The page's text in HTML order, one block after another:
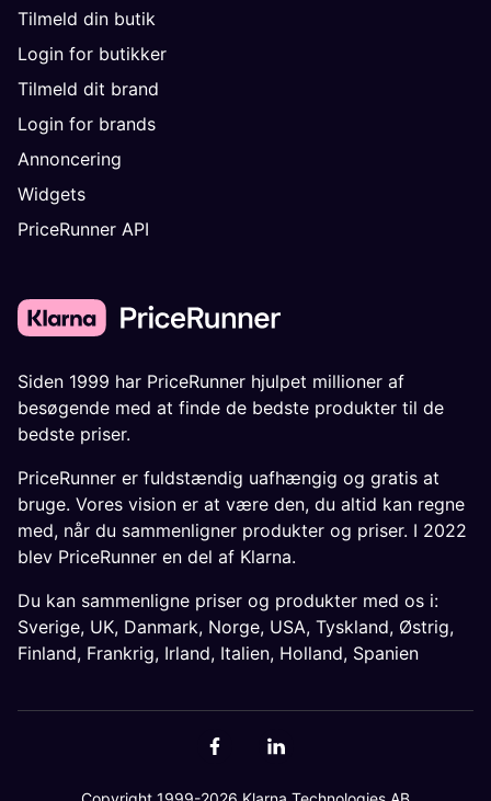
Tilmeld din butik
Login for butikker
Tilmeld dit brand
Login for brands
Annoncering
Widgets
PriceRunner API
Siden 1999 har PriceRunner hjulpet millioner af
besøgende med at finde de bedste produkter til de
bedste priser.
PriceRunner er fuldstændig uafhængig og gratis at
bruge. Vores vision er at være den, du altid kan regne
med, når du sammenligner produkter og priser. I 2022
blev PriceRunner en del af Klarna.
Du kan sammenligne priser og produkter med os i:
Sverige, UK, Danmark, Norge, USA, Tyskland, Østrig,
Finland, Frankrig, Irland, Italien, Holland, Spanien